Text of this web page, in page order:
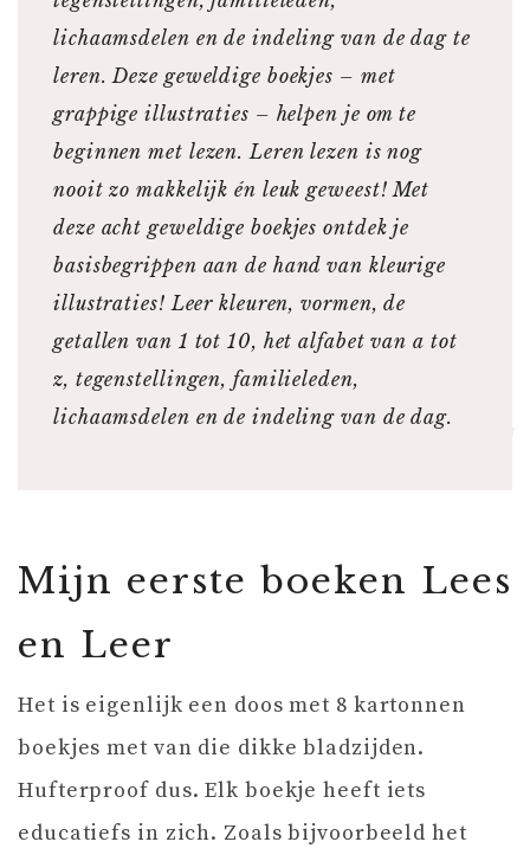
lichaamsdelen en de indeling van de dag te
leren. Deze geweldige boekjes – met
grappige illustraties – helpen je om te
beginnen met lezen. Leren lezen is nog
nooit zo makkelijk én leuk geweest! Met
deze acht geweldige boekjes ontdek je
basisbegrippen aan de hand van kleurige
illustraties! Leer kleuren, vormen, de
getallen van 1 tot 10, het alfabet van a tot
z, tegenstellingen, familieleden,
lichaamsdelen en de indeling van de dag.
Mijn eerste boeken Lees
en Leer
Het is eigenlijk een doos met 8 kartonnen
boekjes met van die dikke bladzijden.
Hufterproof dus. Elk boekje heeft iets
educatiefs in zich. Zoals bijvoorbeeld het